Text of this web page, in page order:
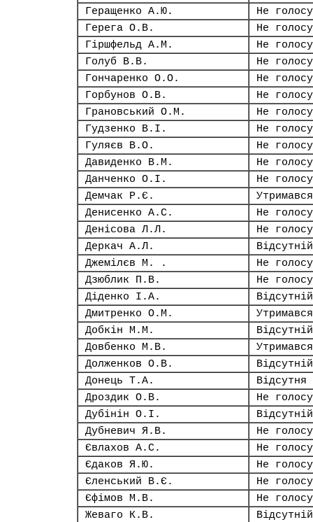
Геращенко А.Ю.
Не
Герега О.В.
Не
Гіршфельд А.М.
Не
Голуб В.В.
Не
Гончаренко О.О.
Не
Горбунов О.В.
Не
Грановський О.М.
Не
Гудзенко В.І.
Не
Гуляєв В.О.
Не
Давиденко В.М.
Не
Данченко О.І.
Не
Демчак Р.Є.
Утримався
Денисенко А.С.
Не
Денісова Л.Л.
Не
Деркач А.Л.
Відсутній
Джемілєв М. .
Не
Дзюблик П.В.
Не
Діденко І.А.
Відсутній
Дмитренко О.М.
Утримався
Добкін М.М.
Відсутній
Довбенко М.В.
Утримався
Долженков О.В.
Відсутній
Донець Т.А.
Відсутня
Дроздик О.В.
Не
Дубінін О.І.
Відсутній
Дубневич Я.В.
Не
Євлахов А.С.
Не
Єдаков Я.Ю.
Не
Єленський В.Є.
Не
Єфімов М.В.
Не
Жеваго К.В.
Відсутній